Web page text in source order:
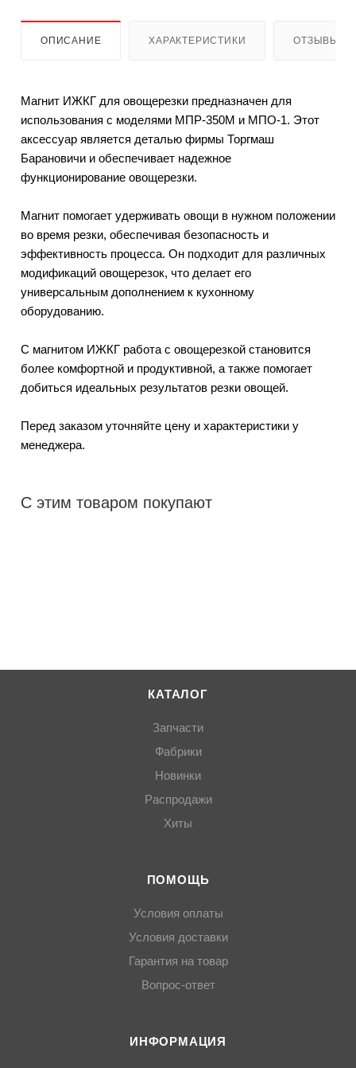
ОПИСАНИЕ ХАРАКТЕРИСТИКИ ОТЗЫВЫ (1)
Магнит ИЖКГ для овощерезки предназначен для
использования с моделями МПР-350М и МПО-1. Этот
аксессуар является деталью фирмы Торгмаш
Барановичи и обеспечивает надежное
функционирование овощерезки.
Магнит помогает удерживать овощи в нужном положении
во время резки, обеспечивая безопасность и
эффективность процесса. Он подходит для различных
модификаций овощерезок, что делает его
универсальным дополнением к кухонному
оборудованию.
С магнитом ИЖКГ работа с овощерезкой становится
более комфортной и продуктивной, а также помогает
добиться идеальных результатов резки овощей.
Перед заказом уточняйте цену и характеристики у
менеджера.
С этим товаром покупают
КАТАЛОГ
Запчасти
Фабрики
Новинки
Распродажи
Хиты
ПОМОЩЬ
Условия оплаты
Условия доставки
Гарантия на товар
Вопрос-ответ
ИНФОРМАЦИЯ